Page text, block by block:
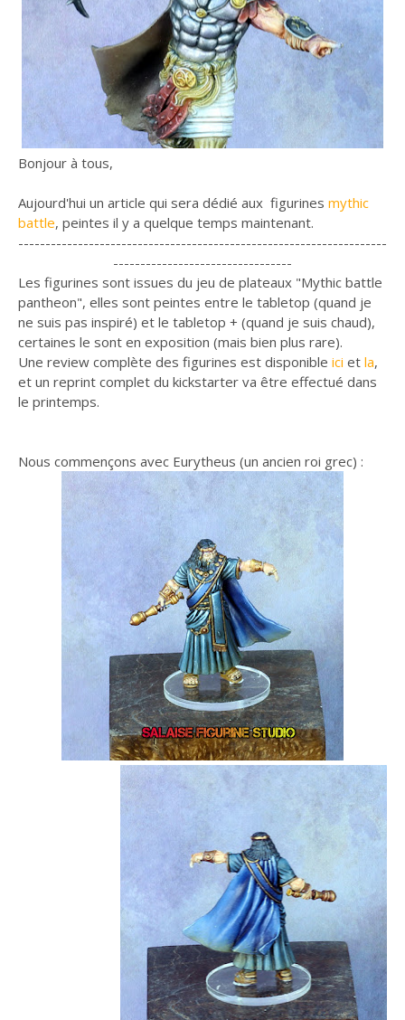
Bonjour à tous,
Aujourd'hui un article qui sera dédié aux figurines mythic
battle, peintes il y a quelque temps maintenant.
--------------------------------------------------------------------
---------------------------------
Les figurines sont issues du jeu de plateaux "Mythic battle
pantheon", elles sont peintes entre le tabletop (quand je
ne suis pas inspiré) et le tabletop + (quand je suis chaud),
certaines le sont en exposition (mais bien plus rare).
Une review complète des figurines est disponible ici et la,
et un reprint complet du kickstarter va être effectué dans
le printemps.
Nous commençons avec Eurytheus (un ancien roi grec) :